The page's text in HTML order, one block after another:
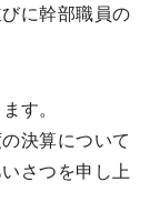
に幹部職員の
す。
決算について
さつを申し上